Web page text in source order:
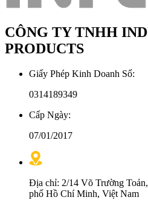
CÔNG TY TNHH
PRODUCTS
Giấy Phép Kinh Doanh Số:
0314189349
Cấp Ngày:
07/01/2017
Địa chỉ: 2/14 Võ Trường
phố Hồ Chí Minh, Việt Nam